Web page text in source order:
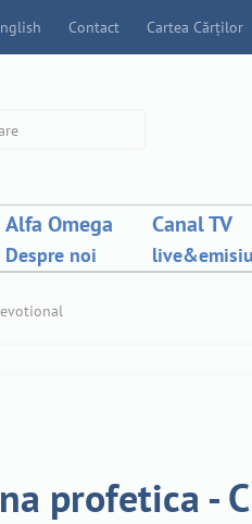
Contact Cartea Cărților
Alfa Omega
Despre noi
Canal TV
profetica -